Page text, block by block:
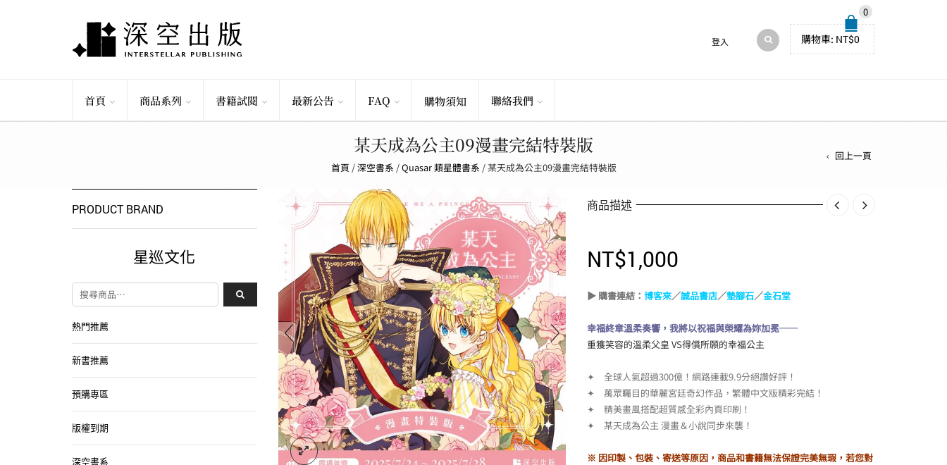
0
購物車: NT$0
登入
首頁 商品系列 書籍試閱 最新公告 FAQ 購物須知 聯絡我們
某天成為公主09漫畫完結特裝版
首頁 /深空書系 /Quasar 類星體書系 /某天成為公主09漫畫完結特裝版
回上一頁
商品描述
NT$1,000
▶ 購書連結：博客來／誠品書店／墊腳石／金石堂
幸福終章溫柔奏響，我將以祝福與榮耀為妳加冕──
重獲笑容的溫柔父皇 VS得償所願的幸福公主
✦ 全球人氣超過300億！網路連載9.9分絕讚好評！
✦ 萬眾矚目的華麗宮廷奇幻作品，繁體中文版精彩完結！
✦ 精美畫風搭配超質感全彩內頁印刷！
✦ 某天成為公主 漫畫＆小說同步來襲！
※ 因印製、包裝、寄送等原因，商品和書籍無法保證完美無瑕，若您對
PRODUCT BRAND
星巡文化
搜尋關鍵字:
熱門推薦
新書推薦
預購專區
版權到期
深空書系